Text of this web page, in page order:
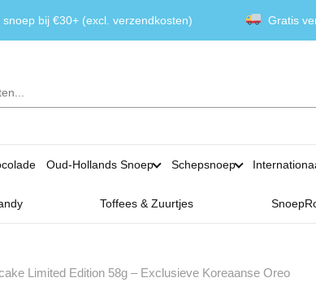
bij €30+ (excl. verzendkosten) Gratis
Oud-Hollands Snoep Schepsnoep
Toffees & Zuurtjes
Limited Edition 58g – Exclusieve Koreaanse Oreo